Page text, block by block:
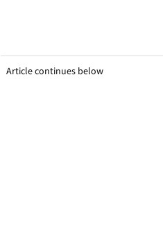
Article continues below